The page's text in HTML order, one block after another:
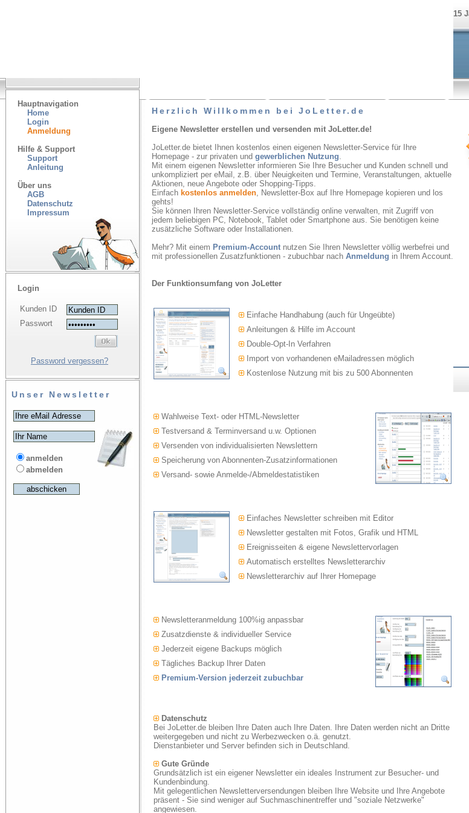
15
Hauptnavigation
Home
Login
Anmeldung
Hilfe & Support
Support
Anleitung
Über uns
AGB
Datenschutz
Impressum
Login
Kunden ID
Passwort
Password vergessen?
Unser Newsletter
anmelden
abmelden
Herzlich Willkommen bei JoLetter.de
Eigene Newsletter erstellen und versenden mit JoLetter.de!
JoLetter.de bietet Ihnen kostenlos einen eigenen Newsletter-Service für Ihre
Homepage - zur privaten und gewerblichen Nutzung.
Mit einem eigenen Newsletter informieren Sie Ihre Besucher und Kunden schnell und
unkompliziert per eMail, z.B. über Neuigkeiten und Termine, Veranstaltungen, aktuelle
Aktionen, neue Angebote oder Shopping-Tipps.
Einfach kostenlos anmelden, Newsletter-Box auf Ihre Homepage kopieren und los
gehts!
Sie können Ihren Newsletter-Service vollständig online verwalten, mit Zugriff von
jedem beliebigen PC, Notebook, Tablet oder Smartphone aus. Sie benötigen keine
zusätzliche Software oder Installationen.
Mehr? Mit einem Premium-Account nutzen Sie Ihren Newsletter völlig werbefrei und
mit professionellen Zusatzfunktionen - zubuchbar nach Anmeldung in Ihrem Account.
Der Funktionsumfang von JoLetter
Einfache Handhabung (auch für Ungeübte)
Anleitungen & Hilfe im Account
Double-Opt-In Verfahren
Import von vorhandenen eMailadressen möglich
Kostenlose Nutzung mit bis zu 500 Abonnenten
Wahlweise Text- oder HTML-Newsletter
Testversand & Terminversand u.w. Optionen
Versenden von individualisierten Newslettern
Speicherung von Abonnenten-Zusatzinformationen
Versand- sowie Anmelde-/Abmeldestatistiken
Einfaches Newsletter schreiben mit Editor
Newsletter gestalten mit Fotos, Grafik und HTML
Ereignisseiten & eigene Newslettervorlagen
Automatisch erstelltes Newsletterarchiv
Newsletterarchiv auf Ihrer Homepage
Newsletteranmeldung 100%ig anpassbar
Zusatzdienste & individueller Service
Jederzeit eigene Backups möglich
Tägliches Backup Ihrer Daten
Premium-Version jederzeit zubuchbar
Datenschutz
Bei JoLetter.de bleiben Ihre Daten auch Ihre Daten. Ihre Daten werden nicht an Dritte
weitergegeben und nicht zu Werbezwecken o.ä. genutzt.
Dienstanbieter und Server befinden sich in Deutschland.
Gute Gründe
Grundsätzlich ist ein eigener Newsletter ein ideales Instrument zur Besucher- und
Kundenbindung.
Mit gelegentlichen Newsletterversendungen bleiben Ihre Website und Ihre Angebote
präsent - Sie sind weniger auf Suchmaschinentreffer und "soziale Netzwerke"
angewiesen.